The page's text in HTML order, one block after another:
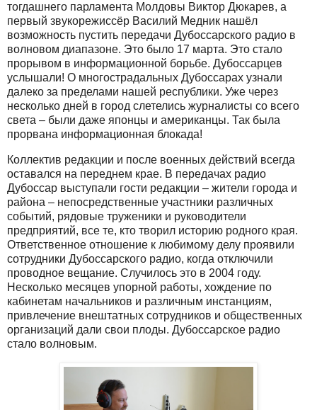
тогдашнего парламента Молдовы Виктор Дюкарев, а
первый звукорежиссёр Василий Медник нашёл
возможность пустить передачи Дубоссарского радио в
волновом диапазоне. Это было 17 марта. Это стало
прорывом в информационной борьбе. Дубоссарцев
услышали! О многострадальных Дубоссарах узнали
далеко за пределами нашей республики. Уже через
несколько дней в город слетелись журналисты со всего
света – были даже японцы и американцы. Так была
прорвана информационная блокада!
Коллектив редакции и после военных действий всегда
оставался на переднем крае. В передачах радио
Дубоссар выступали гости редакции – жители города и
района – непосредственные участники различных
событий, рядовые труженики и руководители
предприятий, все те, кто творил историю родного края.
Ответственное отношение к любимому делу проявили
сотрудники Дубоссарского радио, когда отключили
проводное вещание. Случилось это в 2004 году.
Несколько месяцев упорной работы, хождение по
кабинетам начальников и различным инстанциям,
привлечение внештатных сотрудников и общественных
организаций дали свои плоды. Дубоссарское радио
стало волновым.